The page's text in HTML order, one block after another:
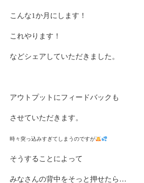
こんな1か月にします！
これやります！
などシェアしていただきました。
アウトプットにフィードバックも
させていただきます。
時々突っ込みすぎてしまうのですが
そうすることによって
みなさんの背中をそっと押せたら…